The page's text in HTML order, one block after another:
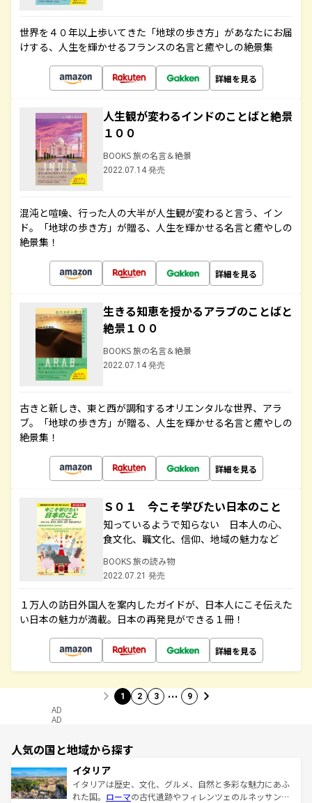
世界を４０年以上歩いてきた「地球の歩き方」があなたにお届
けする、人生を輝かせるフランスの名言と癒やしの絶景集
詳細を見る
人生観が変わるインドのことばと絶景
１００
BOOKS 旅の名言＆絶景
2022.07.14 発売
混沌と喧噪、行った人の大半が人生観が変わると言う、イン
ド。「地球の歩き方」が贈る、人生を輝かせる名言と癒やしの
絶景集！
詳細を見る
生きる知恵を授かるアラブのことばと
絶景１００
BOOKS 旅の名言＆絶景
2022.07.14 発売
古きと新しき、東と西が調和するオリエンタルな世界、アラ
ブ。「地球の歩き方」が贈る、人生を輝かせる名言と癒やしの
絶景集！
詳細を見る
Ｓ０１ 今こそ学びたい日本のこと
知っているようで知らない 日本人の心、
食文化、職文化、信仰、地域の魅力など
BOOKS 旅の読み物
2022.07.21 発売
１万人の訪日外国人を案内したガイドが、日本人にこそ伝えた
い日本の魅力が満載。日本の再発見ができる１冊！
詳細を見る
1 2 3 … 9
AD
AD
人気の国と地域から探す
イタリア
イタリアは歴史、文化、グルメ、自然と多彩な魅力にあふ
れた国。 ローマの古代遺跡やフィレンツェのルネッサンス